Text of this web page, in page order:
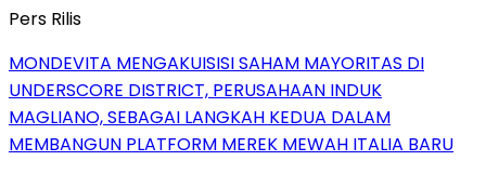
Pers Rilis
MONDEVITA MENGAKUISISI SAHAM MAYORITAS DI
UNDERSCORE DISTRICT, PERUSAHAAN INDUK
MAGLIANO, SEBAGAI LANGKAH KEDUA DALAM
MEMBANGUN PLATFORM MEREK MEWAH ITALIA BARU